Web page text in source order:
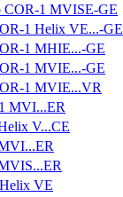
COR-1 MVISE-GE
1 Helix VE...-GE
1 MHIE...-GE
1 MVIE...-GE
1 MVIE...VR
MVI...ER
V...CE
VE